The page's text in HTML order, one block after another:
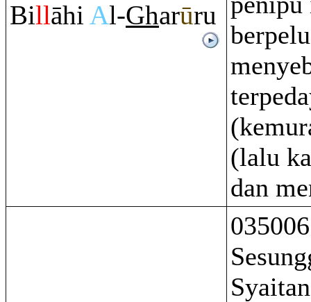
Billāhi Al-Gharūru
(lalu
dan
035006